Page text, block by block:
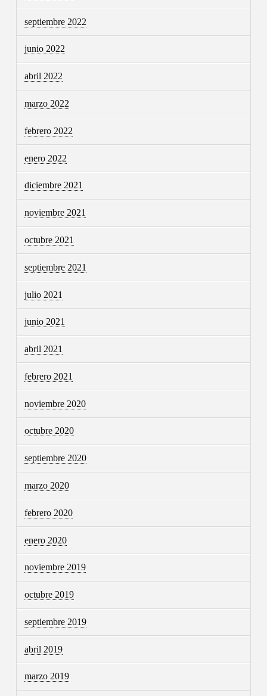
septiembre 2022
junio 2022
abril 2022
marzo 2022
febrero 2022
enero 2022
diciembre 2021
noviembre 2021
octubre 2021
septiembre 2021
julio 2021
junio 2021
abril 2021
febrero 2021
noviembre 2020
octubre 2020
septiembre 2020
marzo 2020
febrero 2020
enero 2020
noviembre 2019
octubre 2019
septiembre 2019
abril 2019
marzo 2019